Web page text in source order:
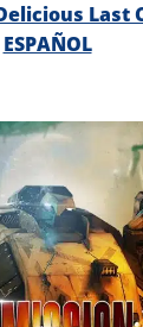
Last
ESPAÑOL